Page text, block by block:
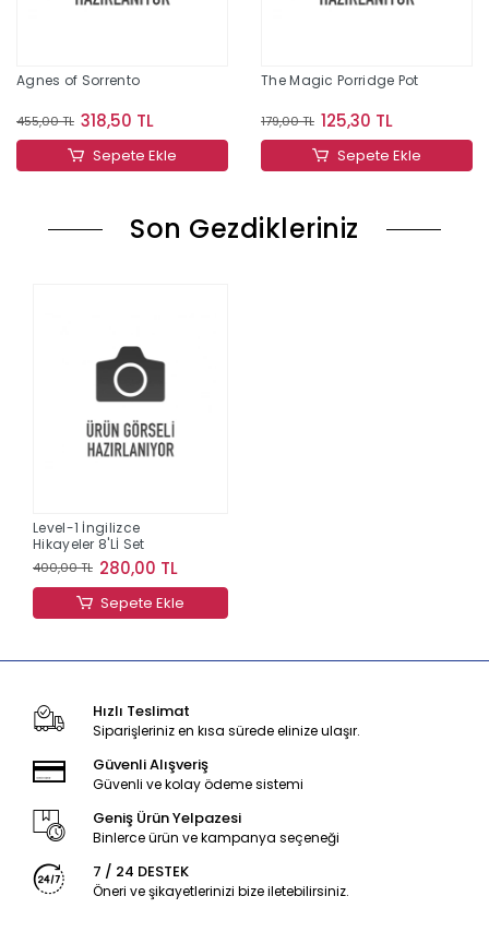
Agnes of Sorrento
455,00 TL 318,50 TL
Sepete Ekle
The Magic Porridge Pot
179,00 TL 125,30 TL
Sepete Ekle
Son Gezdikleriniz
Level-1 İngilizce
Hikayeler 8'Lİ Set
400,00 TL 280,00 TL
Sepete Ekle
Hızlı Teslimat
Siparişleriniz en kısa sürede elinize ulaşır.
Güvenli Alışveriş
Güvenli ve kolay ödeme sistemi
Geniş Ürün Yelpazesi
Binlerce ürün ve kampanya seçeneği
7 / 24 DESTEK
Öneri ve şikayetlerinizi bize iletebilirsiniz.